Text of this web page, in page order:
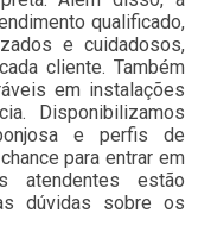
qualificado,
e cuidadosos,
cliente. Também
em instalações
Disponibilizamos
e perfis de
para entrar em
atendentes estão
dúvidas sobre os